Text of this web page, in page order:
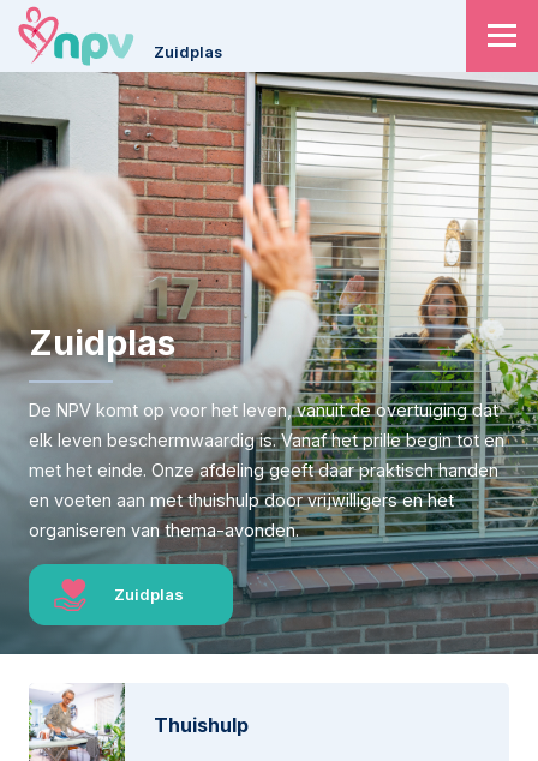
Zuidplas
Zuidplas
De NPV komt op voor het leven, vanuit de overtuiging dat
elk leven beschermwaardig is. Vanaf het prille begin tot en
met het einde. Onze afdeling geeft daar praktisch handen
en voeten aan met thuishulp door vrijwilligers en het
organiseren van thema-avonden.
Zuidplas
Thuishulp